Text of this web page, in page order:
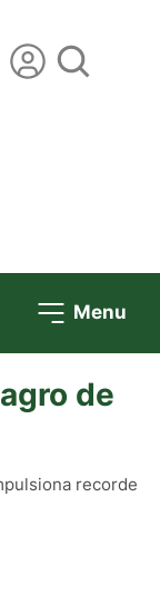
Menu
de
recorde